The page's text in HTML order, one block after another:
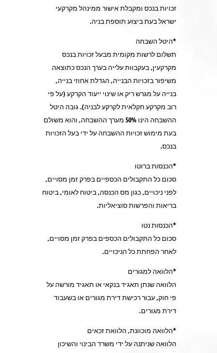
זכויות בנכס ומקבלת אישור ממינהל מקרקעי
ישראל בעת ביצוע תוספת בניה.
*היטל השבחה
תשלום לרשות מקומית מבעל זכויות בנכס
מקרקעין, בעקבוות עלייה בערך הנכס כתוצאה
משיפור בזכויות הבנייה, הגדלת אחוזי בנייה,
בנייה על מגרש ריק או שינוי ייעוד הקרקע (על פי
רוב מקרקע חקלאית לקרקע לבניה). גובה היטל
ההשבחה הינו 50% מערך ההשבחה, והוא משולם
בעת מימוש זכויות ההשבחה על ידי בעל הזכויות
בנכס.
*הכנסות ברוטו
סכום כל התקבולים הכספיים בפרק זמן מסויים,
לפני ניכויים, כגון מס הכנסה, ביטוח לאומי, ביטוח
בריאות והפרשות סוציאליות.
*הכנסות נטו
סכום כל התקבולים הכספים בפרק זמן מסויים,
לאחר הפחתת כל הניכויים.
*הלוואה למגורים
הלוואה שנתן תאגיד בנקאי או תאגיד מורשה על
פי חוק, עבור רכישת דירת מגורים או בשעבוד
דירת מגורים.
*הלוואה מוכוונת, הלוואת זכאים
הלוואה שניתנה על ידי משרד הבינוי והשיכון